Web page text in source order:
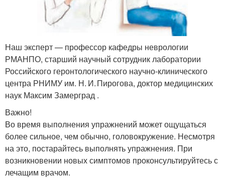
Наш эксперт — профессор кафедры неврологии
РМАНПО, старший научный сотрудник лаборатории
Российского геронтологического научно-клинического
центра РНИМУ им. Н. И. Пирогова, доктор медицинских
наук Максим Замерград .
Важно!
Во время выполнения упражнений может ощущаться
более сильное, чем обычно, головокружение. Несмотря
на это, постарайтесь выполнять упражнения. При
возникновении новых симптомов проконсультируйтесь с
лечащим врачом.